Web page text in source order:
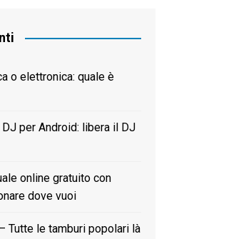
o elettronica: quale è
per Android: libera il DJ
online gratuito con
dove vuoi
Tutte le tamburi popolari là